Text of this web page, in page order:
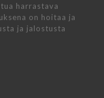
harrastava
on hoitaa ja
ja jalostusta